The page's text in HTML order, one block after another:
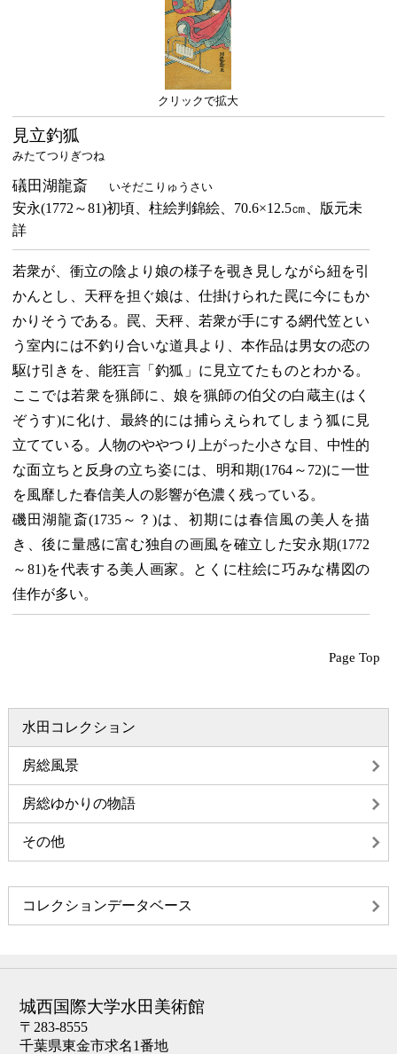
クリックで拡大
見立釣狐
みたてつりぎつね
礒田湖龍斎 いそだこりゅうさい
安永(1772～81)初頃、柱絵判錦絵、70.6×12.5㎝、版元未
詳
若衆が、衝立の陰より娘の様子を覗き見しながら紐を引
かんとし、天秤を担ぐ娘は、仕掛けられた罠に今にもか
かりそうである。罠、天秤、若衆が手にする網代笠とい
う室内には不釣り合いな道具より、本作品は男女の恋の
駆け引きを、能狂言「釣狐」に見立てたものとわかる。
ここでは若衆を猟師に、娘を猟師の伯父の白蔵主(はく
ぞうす)に化け、最終的には捕らえられてしまう狐に見
立てている。人物のややつり上がった小さな目、中性的
な面立ちと反身の立ち姿には、明和期(1764～72)に一世
を風靡した春信美人の影響が色濃く残っている。
磯田湖龍斎(1735～？)は、初期には春信風の美人を描
き、後に量感に富む独自の画風を確立した安永期(1772
～81)を代表する美人画家。とくに柱絵に巧みな構図の
佳作が多い。
Page Top
水田コレクション
房総風景
房総ゆかりの物語
その他
コレクションデータベース
城西国際大学水田美術館
〒283-8555
千葉県東金市求名1番地